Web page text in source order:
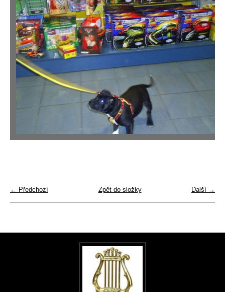
← Předchozí Další →
Zpět do složky